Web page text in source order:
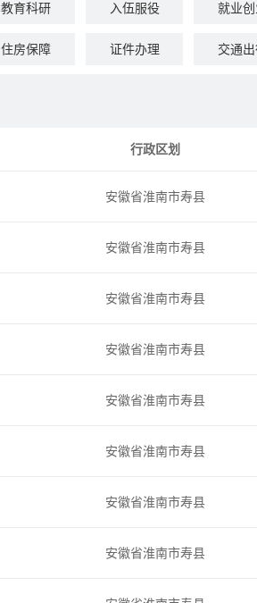
教育科研 入伍服役 就业创
住房保障 证件办理 交通
行政区划
安徽省淮南市寿县
安徽省淮南市寿县
安徽省淮南市寿县
安徽省淮南市寿县
安徽省淮南市寿县
安徽省淮南市寿县
安徽省淮南市寿县
安徽省淮南市寿县